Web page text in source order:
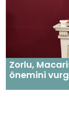
Zorlu,
önemini